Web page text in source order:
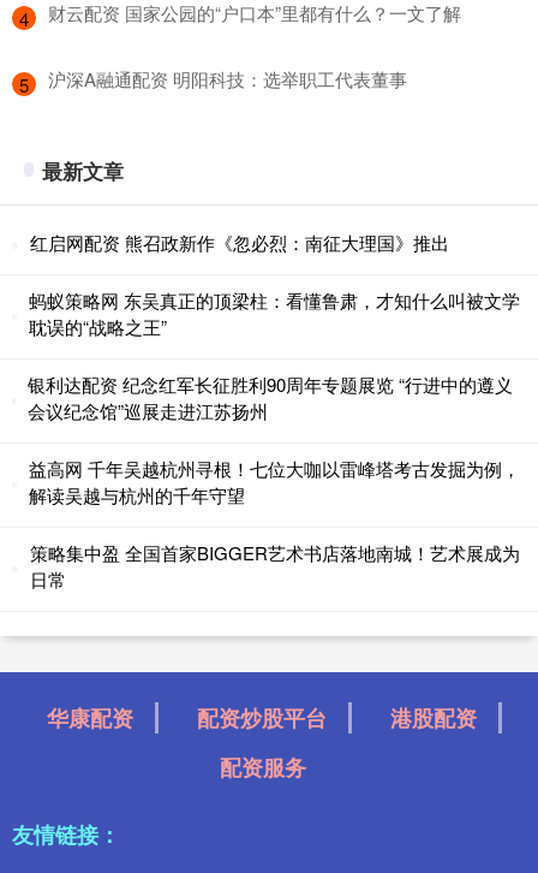
4 ​财云配资 国家公园的“户口本”里都有什么？一文了解
5 ​沪深A融通配资 明阳科技：选举职工代表董事
最新文章
红启网配资 熊召政新作《忽必烈：南征大理国》推出
蚂蚁策略网 东吴真正的顶梁柱：看懂鲁肃，才知什么叫被文学
耽误的“战略之王”
银利达配资 纪念红军长征胜利90周年专题展览 “行进中的遵义
会议纪念馆”巡展走进江苏扬州
益高网 千年吴越杭州寻根！七位大咖以雷峰塔考古发掘为例，
解读吴越与杭州的千年守望
策略集中盈 全国首家BIGGER艺术书店落地南城！艺术展成为
日常
华康配资 配资炒股平台
港股配资
配资服务
友情链接：